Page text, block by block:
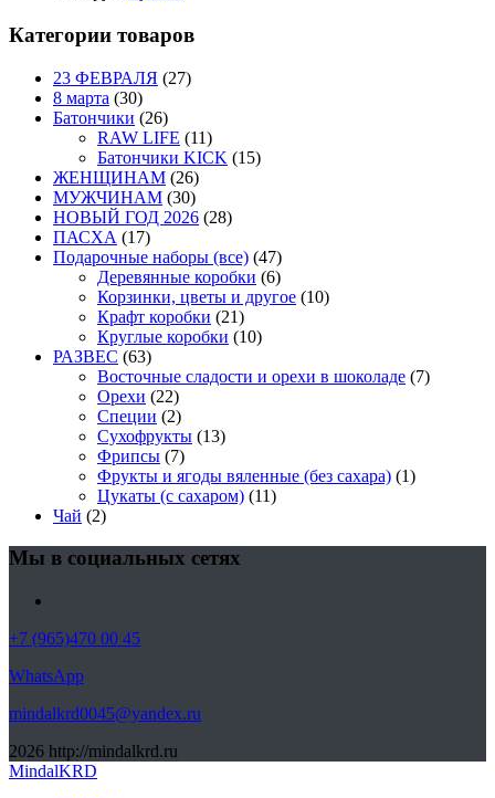
Категории товаров
23 ФЕВРАЛЯ (27)
8 марта (30)
Батончики (26)
RAW LIFE (11)
Батончики KICK (15)
ЖЕНЩИНАМ (26)
МУЖЧИНАМ (30)
НОВЫЙ ГОД 2026 (28)
ПАСХА (17)
Подарочные наборы (все) (47)
Деревянные коробки (6)
Корзинки, цветы и другое (10)
Крафт коробки (21)
Круглые коробки (10)
РАЗВЕС (63)
Восточные сладости и орехи в шоколаде (7)
Орехи (22)
Специи (2)
Сухофрукты (13)
Фрипсы (7)
Фрукты и ягоды вяленные (без сахара) (1)
Цукаты (с сахаром) (11)
Чай (2)
Мы в социальных сетях
+7 (965)470 00 45
WhatsApp
mindalkrd0045@yandex.ru
2026 http://mindalkrd.ru
MindalKRD